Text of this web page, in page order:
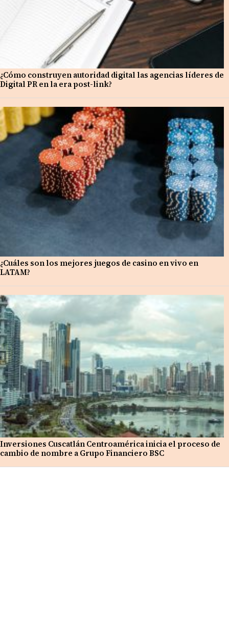
¿Cómo construyen autoridad digital las agencias líderes de
Digital PR en la era post-link?
¿Cuáles son los mejores juegos de casino en vivo en
LATAM?
Inversiones Cuscatlán Centroamérica inicia el proceso de
cambio de nombre a Grupo Financiero BSC